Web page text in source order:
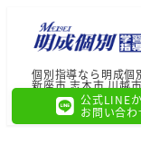
個別指導なら明成個
新座市,志木市,川越
公式LINE
お問い合わ